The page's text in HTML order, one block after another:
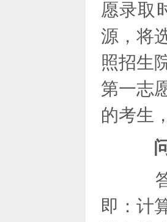
愿录取
源，将
照招生
第一志
的考生
答
即：计